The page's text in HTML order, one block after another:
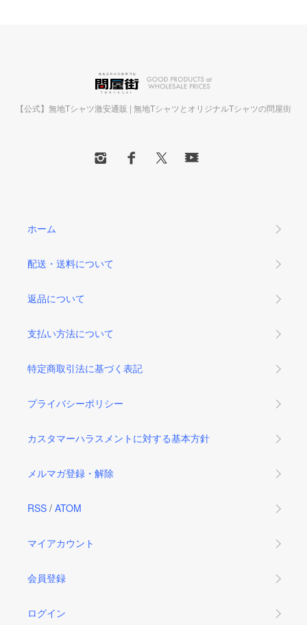
【公式】無地Tシャツ激安通販 | 無地TシャツとオリジナルTシャツの問屋街
ホーム
配送・送料について
返品について
支払い方法について
特定商取引法に基づく表記
プライバシーポリシー
カスタマーハラスメントに対する基本方針
メルマガ登録・解除
RSS / ATOM
マイアカウント
会員登録
ログイン